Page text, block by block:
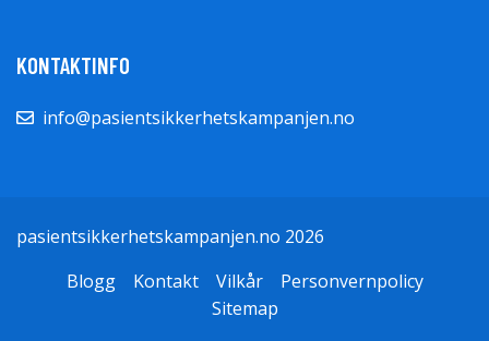
KONTAKTINFO
info@pasientsikkerhetskampanjen.no
pasientsikkerhetskampanjen.no 2026
Blogg
Kontakt Vilkår
Personvernpolicy
Sitemap